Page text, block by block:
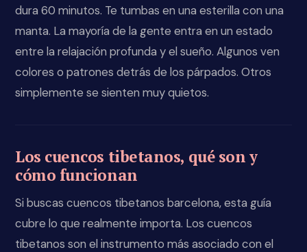
dura 60 minutos. Te tumbas en una esterilla con una
manta. La mayoría de la gente entra en un estado
entre la relajación profunda y el sueño. Algunos ven
colores o patrones detrás de los párpados. Otros
simplemente se sienten muy quietos.
Los cuencos tibetanos, qué son y
cómo funcionan
Si buscas cuencos tibetanos barcelona, esta guía
cubre lo que realmente importa. Los cuencos
tibetanos son el instrumento más asociado con el